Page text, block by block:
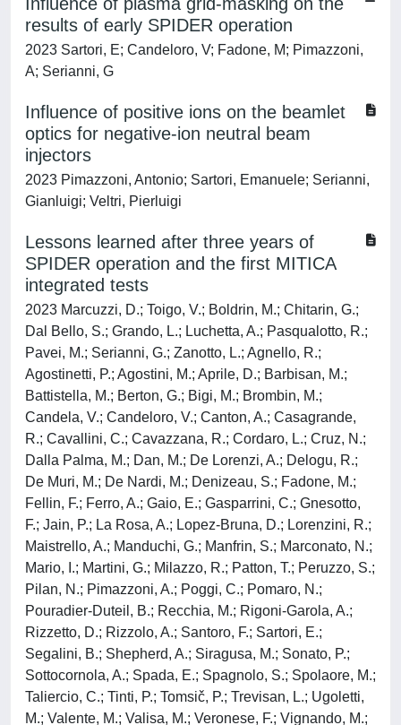
results of early SPIDER operation
2023 Sartori, E; Candeloro, V; Fadone, M; Pimazzoni,
A; Serianni, G
Influence of positive ions on the beamlet
optics for negative-ion neutral beam
injectors
2023 Pimazzoni, Antonio; Sartori, Emanuele; Serianni,
Gianluigi; Veltri, Pierluigi
Lessons learned after three years of
SPIDER operation and the first MITICA
integrated tests
2023 Marcuzzi, D.; Toigo, V.; Boldrin, M.; Chitarin, G.;
Dal Bello, S.; Grando, L.; Luchetta, A.; Pasqualotto, R.;
Pavei, M.; Serianni, G.; Zanotto, L.; Agnello, R.;
Agostinetti, P.; Agostini, M.; Aprile, D.; Barbisan, M.;
Battistella, M.; Berton, G.; Bigi, M.; Brombin, M.;
Candela, V.; Candeloro, V.; Canton, A.; Casagrande,
R.; Cavallini, C.; Cavazzana, R.; Cordaro, L.; Cruz, N.;
Dalla Palma, M.; Dan, M.; De Lorenzi, A.; Delogu, R.;
De Muri, M.; De Nardi, M.; Denizeau, S.; Fadone, M.;
Fellin, F.; Ferro, A.; Gaio, E.; Gasparrini, C.; Gnesotto,
F.; Jain, P.; La Rosa, A.; Lopez-Bruna, D.; Lorenzini, R.;
Maistrello, A.; Manduchi, G.; Manfrin, S.; Marconato, N.;
Mario, I.; Martini, G.; Milazzo, R.; Patton, T.; Peruzzo, S.;
Pilan, N.; Pimazzoni, A.; Poggi, C.; Pomaro, N.;
Pouradier-Duteil, B.; Recchia, M.; Rigoni-Garola, A.;
Rizzetto, D.; Rizzolo, A.; Santoro, F.; Sartori, E.;
Segalini, B.; Shepherd, A.; Siragusa, M.; Sonato, P.;
Sottocornola, A.; Spada, E.; Spagnolo, S.; Spolaore, M.;
Taliercio, C.; Tinti, P.; Tomsič, P.; Trevisan, L.; Ugoletti,
M.; Valente, M.; Valisa, M.; Veronese, F.; Vignando, M.;